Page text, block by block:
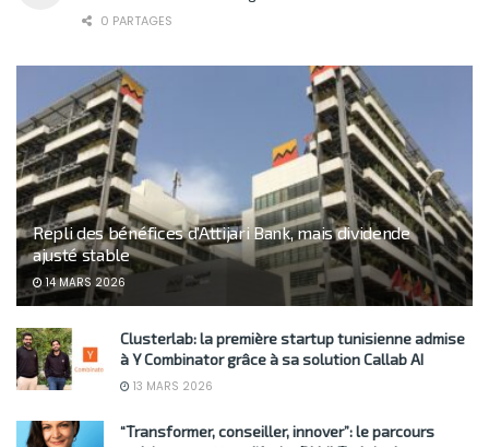
0 PARTAGES
Repli des bénéfices d’Attijari Bank, mais dividende
ajusté stable
14 MARS 2026
Clusterlab: la première startup tunisienne admise
à Y Combinator grâce à sa solution Callab AI
13 MARS 2026
“Transformer, conseiller, innover”: le parcours